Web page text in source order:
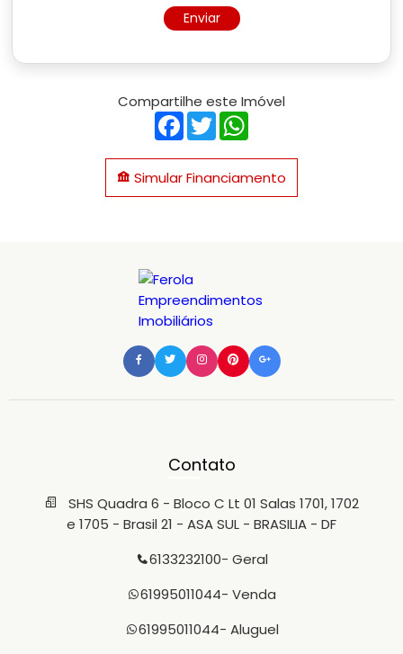
Enviar
Compartilhe este Imóvel
Facebook
Twitter
Simular Financiamento
Contato
SHS Quadra 6 - Bloco C Lt 01 Salas 1701, 1702
e 1705 - Brasil 21 - ASA SUL - BRASILIA - DF
6133232100- Geral
61995011044- Venda
61995011044- Aluguel